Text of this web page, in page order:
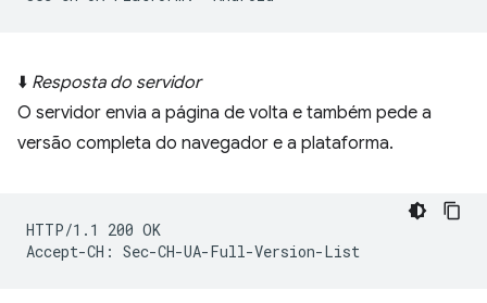
⬇️ Resposta do servidor
O servidor envia a página de volta e também pede a
versão completa do navegador e a plataforma.
HTTP/1.1 200 OK